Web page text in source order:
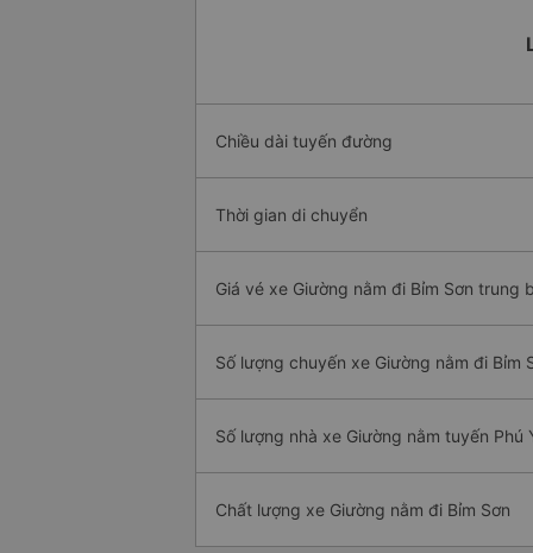
Chiều dài tuyến đường
Thời gian di chuyển
Giá vé xe Giường nằm đi Bỉm Sơn trung
Số lượng chuyến xe Giường nằm đi Bỉm
Số lượng nhà xe Giường nằm tuyến Phú
Chất lượng xe Giường nằm đi Bỉm Sơn